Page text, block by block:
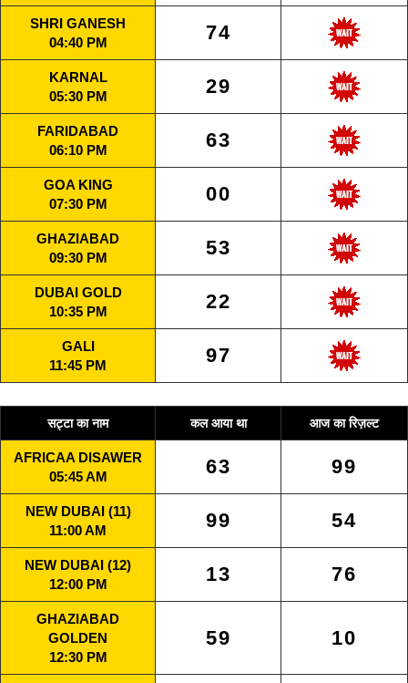
SHRI GANESH
04:40 PM
74
KARNAL
05:30 PM
29
FARIDABAD
06:10 PM
63
GOA KING
07:30 PM
00
GHAZIABAD
09:30 PM
53
DUBAI GOLD
10:35 PM
22
GALI
11:45 PM
97
सट्टा का नाम कल आया था आज का रिज़ल्ट
AFRICAA DISAWER
05:45 AM
63 99
NEW DUBAI (11)
11:00 AM
99 54
NEW DUBAI (12)
12:00 PM
13 76
GHAZIABAD
GOLDEN
12:30 PM
59 10